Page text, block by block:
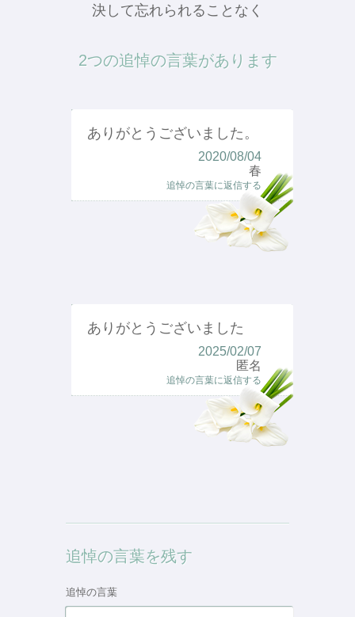
決して忘れられることなく
2つの追悼の言葉があります
ありがとうございました。
2020/08/04
春
追悼の言葉に返信する
ありがとうございました
2025/02/07
匿名
追悼の言葉に返信する
追悼の言葉を残す
追悼の言葉